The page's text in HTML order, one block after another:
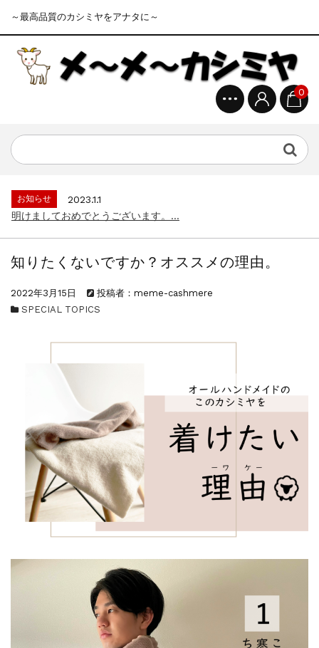
～最高品質のカシミヤをアナタに～
0
お知らせ
2023.1.1
お知らせ
2023.4.15
ゴールデンウイークの営業について...
お知らせ
2023.4.15
お知らせ
知りたくないですか？オススメの理由。
2022年3月15日
投稿者：meme-cashmere
SPECIAL TOPICS